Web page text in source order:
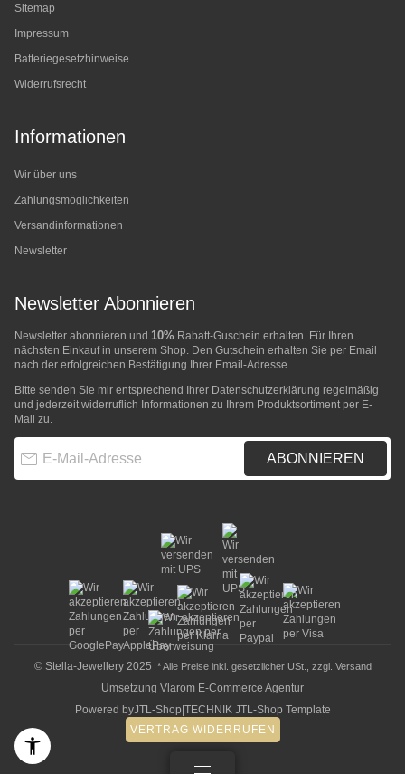
Sitemap
Impressum
Batteriegesetzhinweise
Widerrufsrecht
Informationen
Wir über uns
Zahlungsmöglichkeiten
Versandinformationen
Newsletter
Newsletter Abonnieren
Newsletter abonnieren und 10% Rabatt-Guschein erhalten. Für Ihren
nächsten Einkauf in unserem Shop. Den Gutschein erhalten Sie per Email
nach der erfolgreichen Bestätigung Ihrer Email-Adresse.
Bitte senden Sie mir entsprechend Ihrer Datenschutzerklärung regelmäßig
und jederzeit widerruflich Informationen zu Ihrem Produktsortiment per E-
Mail zu.
ABONNIEREN
© Stella-Jewellery 2025 * Alle Preise inkl. gesetzlicher USt., zzgl. Versand
Umsetzung Vlarom E-Commerce Agentur
Powered byJTL-Shop TECHNIK JTL-Shop Template
VERTRAG WIDERRUFEN